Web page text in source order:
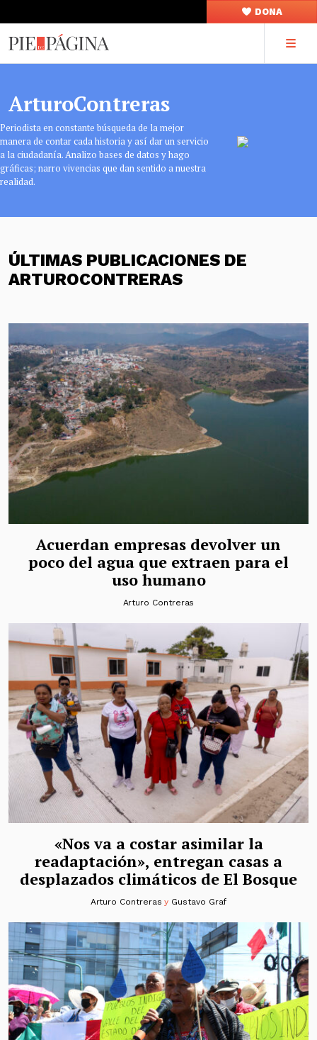
DONA
ArturoContreras
Periodista en constante búsqueda de la mejor
manera de contar cada historia y así dar un servicio
a la ciudadanía. Analizo bases de datos y hago
gráficas; narro vivencias que dan sentido a nuestra
realidad.
ÚLTIMAS PUBLICACIONES DE
ARTUROCONTRERAS
Acuerdan empresas devolver un
poco del agua que extraen para el
uso humano
Arturo Contreras
«Nos va a costar asimilar la
readaptación», entregan casas a
desplazados climáticos de El Bosque
Arturo Contreras y Gustavo Graf